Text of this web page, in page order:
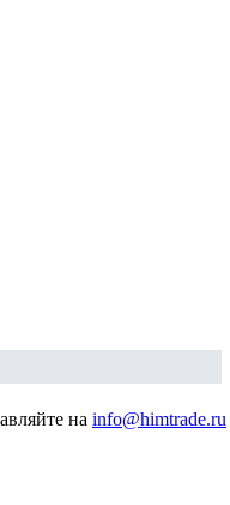
на info@himtrade.ru